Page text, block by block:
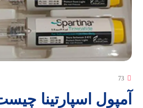
73
آمپول اسپارتینا